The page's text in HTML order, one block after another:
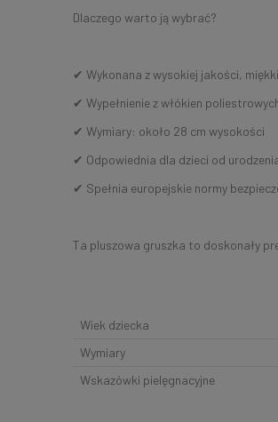
Dlaczego warto ją wybrać?
✔ Wykonana z wysokiej jakości,
✔ Wypełnienie z włókien
✔ Wymiary: około 28 cm wysokości
✔ Odpowiednia dla dzieci od
✔ Spełnia europejskie normy
Ta pluszowa gruszka to doskonały
Wiek dziecka
Wymiary
Wskazówki pielęgnacyjne